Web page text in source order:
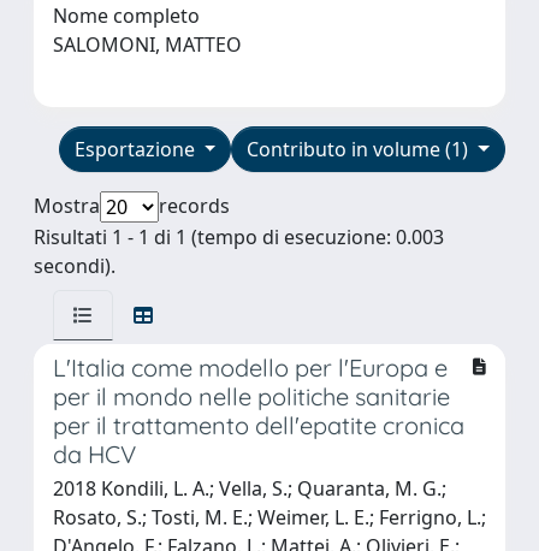
Nome completo
SALOMONI, MATTEO
Contributo in volume (1)
Esportazione
Mostra
records
Risultati 1 - 1 di 1 (tempo di esecuzione: 0.003
secondi).
L'Italia come modello per l'Europa e
per il mondo nelle politiche sanitarie
per il trattamento dell'epatite cronica
da HCV
2018 Kondili, L. A.; Vella, S.; Quaranta, M. G.;
Rosato, S.; Tosti, M. E.; Weimer, L. E.; Ferrigno, L.;